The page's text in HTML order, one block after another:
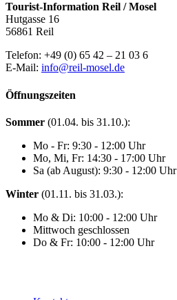
Tourist-Information Reil / Mosel
Hutgasse 16
56861 Reil
Telefon: +49 (0) 65 42 – 21 03 6
E-Mail: info@reil-mosel.de
Öffnungszeiten
Sommer (01.04. bis 31.10.):
Mo - Fr: 9:30 - 12:00 Uhr
Mo, Mi, Fr: 14:30 - 17:00 Uhr
Sa (ab August): 9:30 - 12:00 Uhr
Winter (01.11. bis 31.03.):
Mo & Di: 10:00 - 12:00 Uhr
Mittwoch geschlossen
Do & Fr: 10:00 - 12:00 Uhr